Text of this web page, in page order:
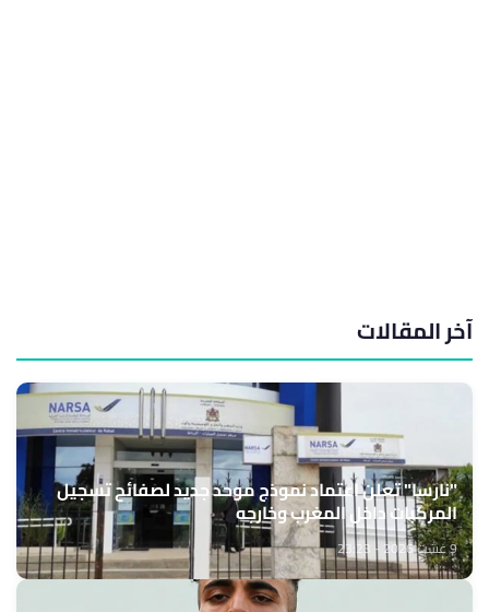
آخر المقالات
"نارسا" تعلن اعتماد نموذج موحد جديد لصفائح تسجيل
المركبات داخل المغرب وخارجه
9 غشت 2026 - 23:23